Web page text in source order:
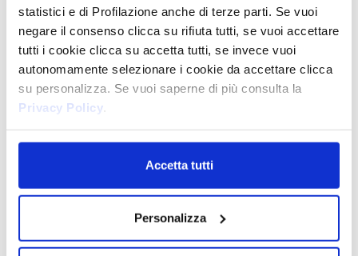
statistici e di Profilazione anche di terze parti. Se vuoi
negare il consenso clicca su rifiuta tutti, se vuoi accettare
tutti i cookie clicca su accetta tutti, se invece vuoi
autonomamente selezionare i cookie da accettare clicca
su personalizza. Se vuoi saperne di più consulta la
Privacy Policy
Accetta tutti
Personalizza
Perfette per cera liposolubile ed idrosolubile, lo strappo è
preciso e delicato. Si può usare la stessa striscia per più